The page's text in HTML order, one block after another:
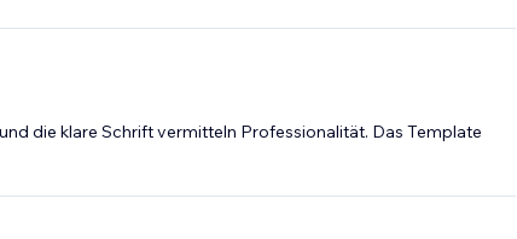
die klare Schrift vermitteln Professionalität. Das Template